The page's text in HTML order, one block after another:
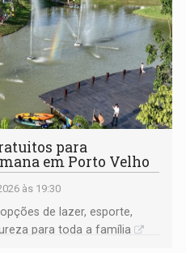
para
em Porto Velho
às 19:30
de lazer, esporte,
para toda a família